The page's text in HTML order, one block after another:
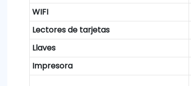
WIFI
Lectores de tarjetas
Llaves
Impresora